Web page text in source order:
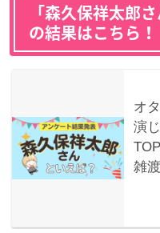
「森久保祥太郎
の結果はこちら！